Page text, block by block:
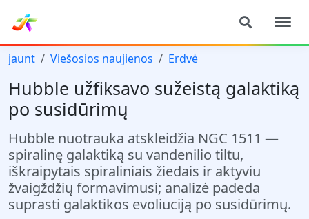
jaunt Viešosios naujienos Erdvė
Hubble užfiksavo sužeistą galaktiką
po susidūrimų
Hubble nuotrauka atskleidžia NGC 1511 —
spiralinę galaktiką su vandenilio tiltu,
iškraipytais spiraliniais žiedais ir aktyviu
žvaigždžių formavimusi; analizė padeda
suprasti galaktikos evoliuciją po susidūrimų.